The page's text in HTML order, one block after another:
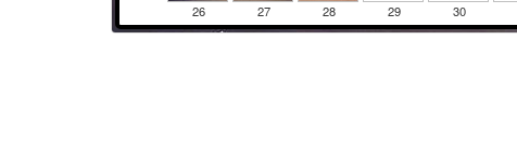
26 27 28 29 30